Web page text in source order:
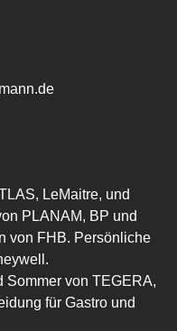
LeMaitre, und
PLANAM, BP und
von FHB. Persönliche
Sommer von TEGERA,
für Gastro und